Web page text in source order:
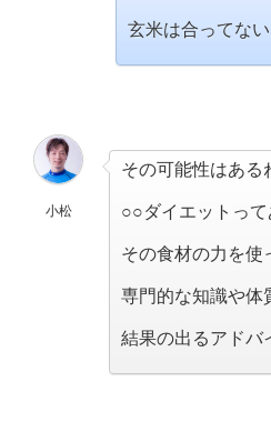
玄米は合ってな
小松
その可能性はある
○○ダイエットっ
その食材の力を使
専門的な知識や体
結果の出るアドバ